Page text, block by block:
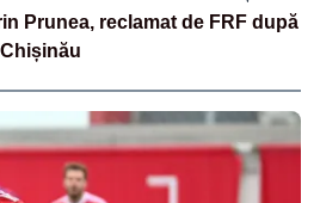
Prunea, reclamat de FRF după